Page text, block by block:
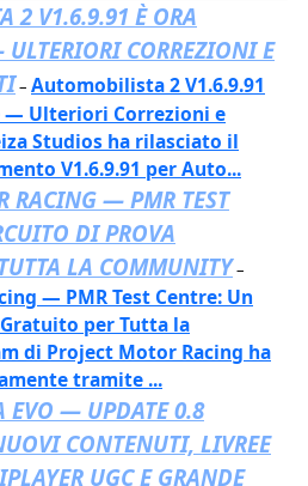
2 V1.6.9.91 È ORA
CORREZIONI E
– Automobilista 2 V1.6.9.91
— Ulteriori Correzioni e
Studios ha rilasciato il
V1.6.9.91 per Auto...
RACING — PMR TEST
DI PROVA
LA COMMUNITY–
— PMR Test Centre: Un
per Tutta la
di Project Motor Racing ha
tramite ...
EVO — UPDATE 0.8
CONTENUTI, LIVREE
UGC E GRANDE